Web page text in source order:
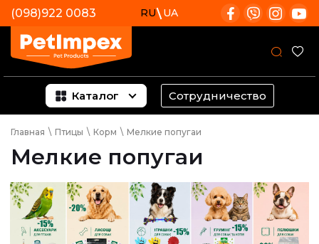
(098)922 0083 RU UA
Каталог Сотрудничество
Главная \ Птицы \ Корм \ Мелкие попугаи
Мелкие попугаи